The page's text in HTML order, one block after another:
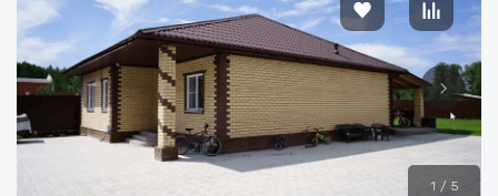
1 / 5